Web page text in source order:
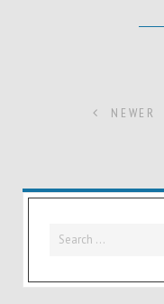
NEWER
Search